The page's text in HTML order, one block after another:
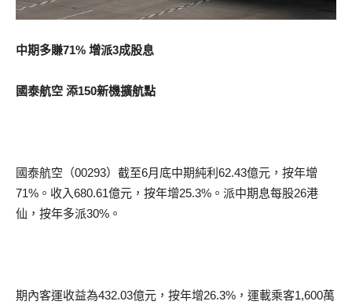
中期多賺71% 增派3成股息
國泰航空 添150新機擴航點
國泰航空（00293）截至6月底中期純利62.43億元，按年增
71%。收入680.61億元，按年增25.3%。派中期息每股26港
仙，按年多派30%。
期內客運收益為432.03億元，按年增26.3%，運載乘客1,600萬